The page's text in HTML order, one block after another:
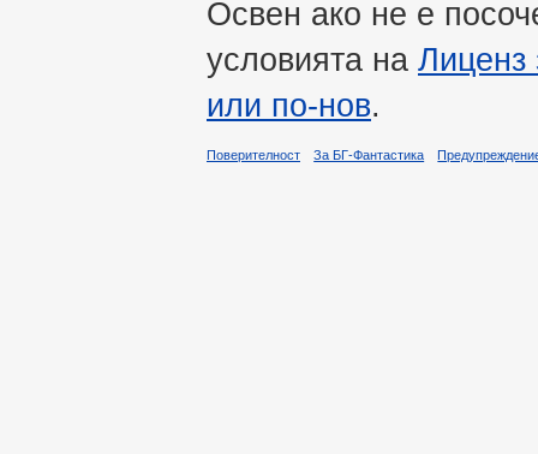
Освен ако не е
условията на Лиценз
или по-нов.
Поверителност За БГ-Фантастика